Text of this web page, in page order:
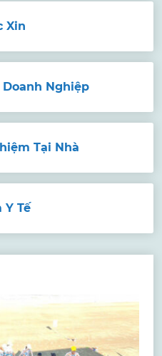
Xin
Doanh Nghiệp
Tại Nhà
Y Tế